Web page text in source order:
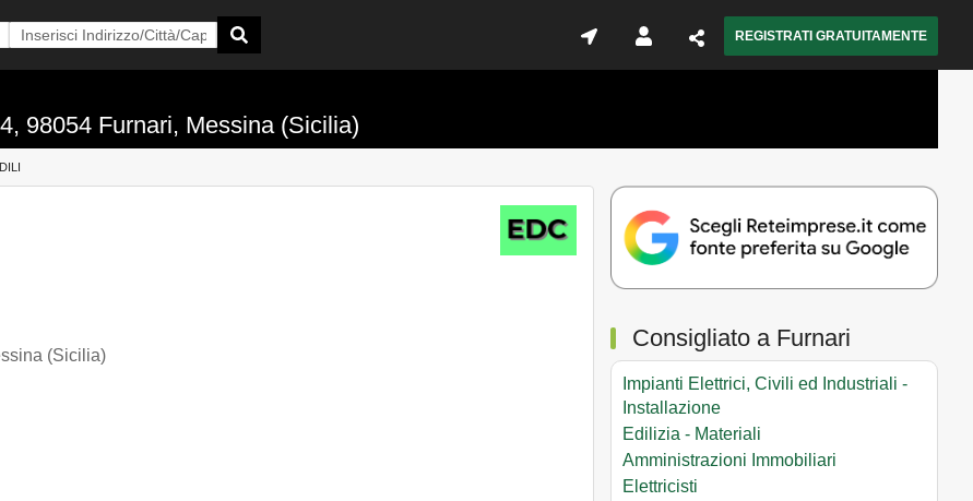
REGISTRATI GRATUITAMENTE
98054 Furnari, Messina (Sicilia)
(Sicilia)
Consigliato a Furnari
Impianti Elettrici, Civili ed Industriali -
Installazione
Edilizia - Materiali
Amministrazioni Immobiliari
Elettricisti